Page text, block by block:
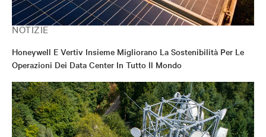
NOTIZIE
Honeywell E Vertiv Insieme Migliorano La Sostenibilità Per Le
Operazioni Dei Data Center In Tutto Il Mondo